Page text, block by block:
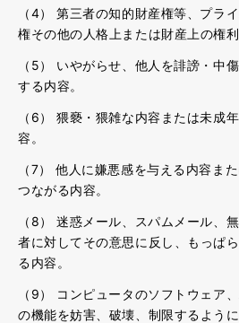
（4） 第三者の知的財産権等、プラ
権その他の人格上または財産上の権利
（5） いやがらせ、他人を誹謗・中
する内容。
（6） 猥褻・猥雑な内容または未成
容。
（7） 他人に嫌悪感を与える内容ま
つながる内容。
（8） 迷惑メール、スパムメール、
者に対してその意思に反し、もっぱ
る内容。
（9） コンピュータのソフトウェア
の機能を妨害、破壊、制限するよう